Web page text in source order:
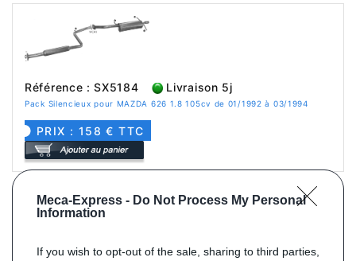
Meca-Express - Do Not Process My Personal
Information
If you wish to opt-out of the sale, sharing to third parties,
Référence : SX5184 Livraison 5j
Pack Silencieux pour MAZDA 626 1.8 105cv de 01/1992 à 03/1994
PRIX : 158 € TTC